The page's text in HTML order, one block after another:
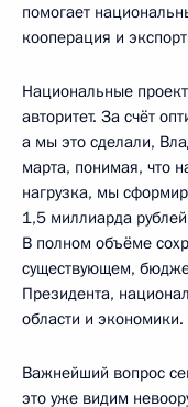
помогает
кооперация и
Национальные
авторитет. За счёт
а мы это сделали,
марта, понимая, что
нагрузка, мы
1,5 миллиарда
В полном объёме
существующем,
Президента,
области и экономики.
Важнейший вопрос
это уже видим